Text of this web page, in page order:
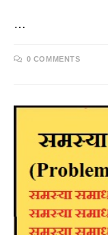
…
0 COMMENTS